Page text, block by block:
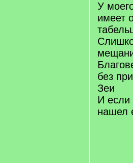
У
имеет
без
Зеи
И если
нашел